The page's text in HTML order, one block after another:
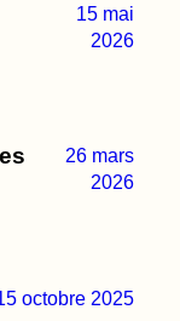
15 mai
2026
26 mars
2026
octobre 2025